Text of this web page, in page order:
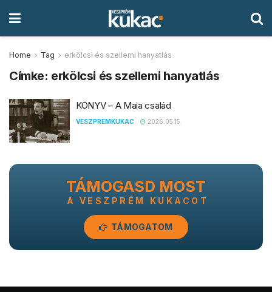
Home Tag erkölcsi és szellemi hanyatlás
Címke: erkölcsi és szellemi hanyatlás
KÖNYV – A Maia család
VESZPREMKUKAC 2026.05.15.
TÁMOGASD MOST
A VESZPRÉM KUKACOT
TÁMOGATOM